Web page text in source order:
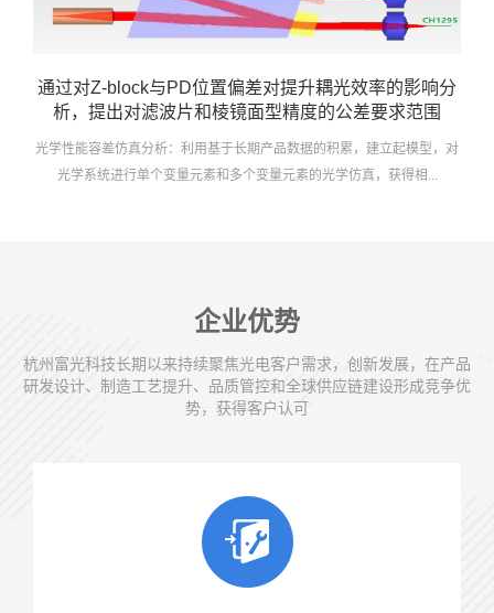
通过对Z-block与PD位置偏差对提升耦光效率的影响分
析，提出对滤波片和棱镜面型精度的公差要求范围
光学性能容差仿真分析：利用基于长期产品数据的积累，建立起模型，对
光学系统进行单个变量元素和多个变量元素的光学仿真，获得相...
企业优势
杭州富光科技长期以来持续聚焦光电客户需求，创新发展，在产品
研发设计、制造工艺提升、品质管控和全球供应链建设形成竞争优
势，获得客户认可